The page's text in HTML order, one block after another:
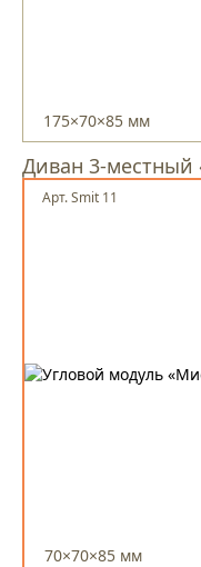
175×70×85 мм
Диван 3-местный
70×70×85 мм
Арт. Smit 11